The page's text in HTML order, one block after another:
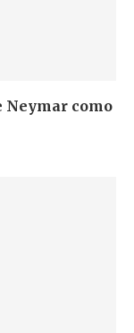
Neymar como